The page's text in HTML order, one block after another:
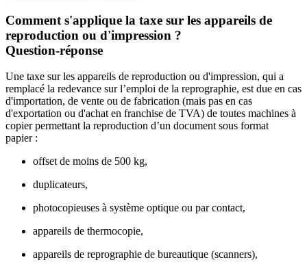
Comment s'applique la taxe sur les appareils de
reproduction ou d'impression ?
Question-réponse
Une taxe sur les appareils de reproduction ou d'impression, qui a
remplacé la redevance sur l’emploi de la reprographie, est due en cas
d'importation, de vente ou de fabrication (mais pas en cas
d'exportation ou d'achat en franchise de TVA) de toutes machines à
copier permettant la reproduction d’un document sous format
papier :
offset de moins de 500 kg,
duplicateurs,
photocopieuses à système optique ou par contact,
appareils de thermocopie,
appareils de reprographie de bureautique (scanners),